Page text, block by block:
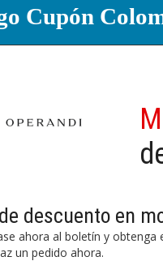
Cupón
descuento en
ahora al boletín y
un pedido ahora.